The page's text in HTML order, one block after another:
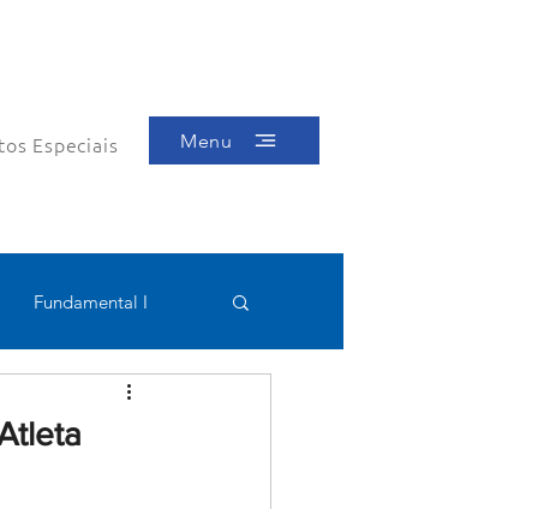
Especiais Menu
Fundamental I